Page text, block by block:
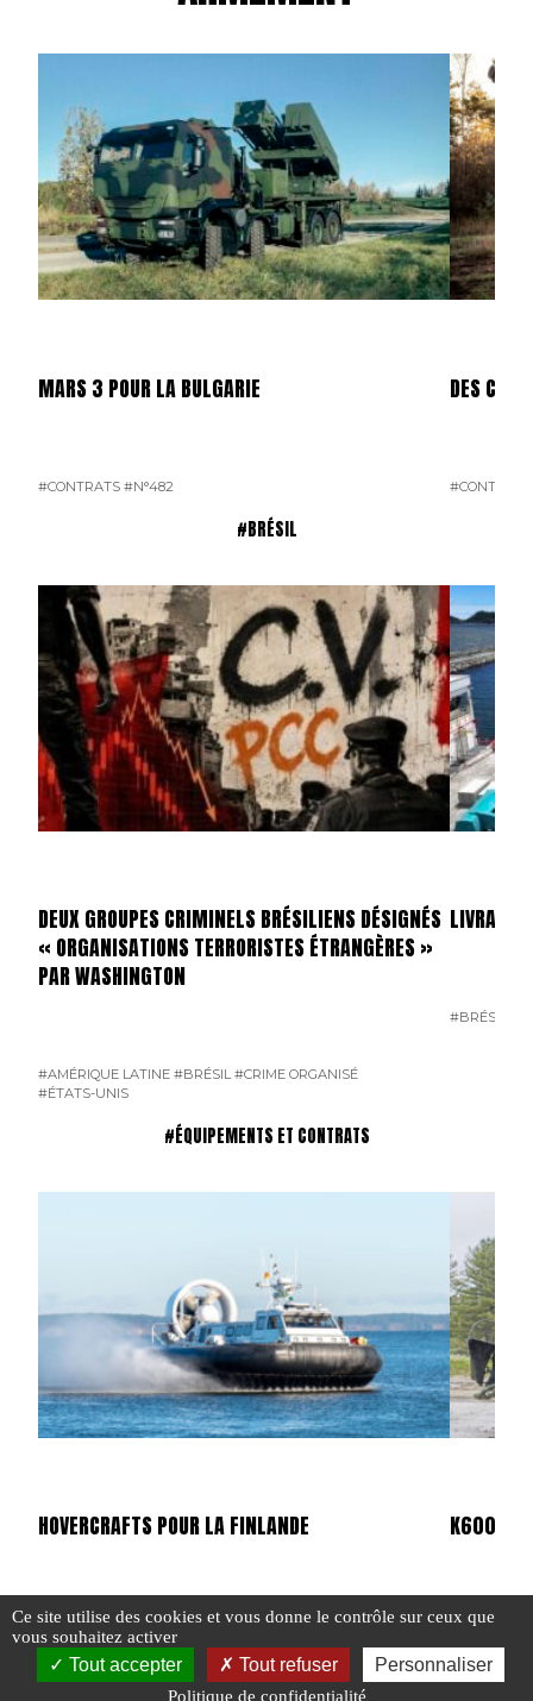
MARS 3 POUR LA BULGARIE
#CONTRATS #N°482
DES
#CONTRATS
#BRÉSIL
DEUX GROUPES CRIMINELS BRÉSILIENS DÉSIGNÉS
« ORGANISATIONS TERRORISTES ÉTRANGÈRES »
PAR WASHINGTON
#AMÉRIQUE LATINE #BRÉSIL #CRIME ORGANISÉ
#ÉTATS-UNIS
#BRÉSIL
#ÉQUIPEMENTS ET CONTRATS
HOVERCRAFTS POUR LA FINLANDE
#ÉQUIPEMENTS ET CONTRATS #FINLANDE #N°476
K600
#CORÉE DU
#N°415
Ce site utilise des cookies et vous donne le contrôle sur ceux que
vous souhaitez activer
Tout accepter Tout refuser Personnaliser
Politique de confidentialité